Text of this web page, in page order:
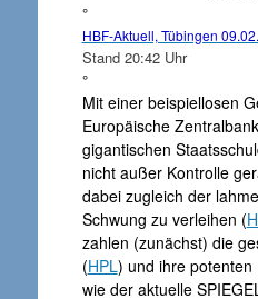
°
HBF-Aktuell, Tübingen
Stand 20:42 Uhr
°
Mit einer beispiellosen
Europäische
gigantischen
nicht außer Kontrolle
dabei zugleich der
Schwung zu verleihen (
zahlen (zunächst) die
(HPL) und ihre potenten
wie der aktuelle